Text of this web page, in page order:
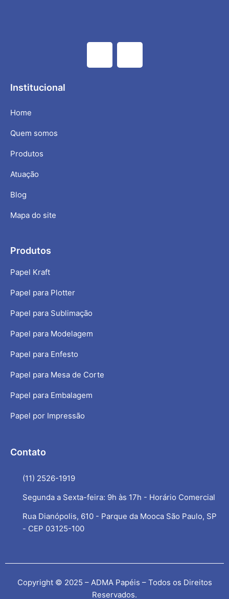
Institucional
Home
Quem somos
Produtos
Atuação
Blog
Mapa do site
Produtos
Papel Kraft
Papel para Plotter
Papel para Sublimação
Papel para Modelagem
Papel para Enfesto
Papel para Mesa de Corte
Papel para Embalagem
Papel por Impressão
Contato
(11) 2526-1919
Segunda a Sexta-feira: 9h às 17h - Horário Comercial
Rua Dianópolis, 610 - Parque da Mooca São Paulo, SP
- CEP 03125-100
Copyright © 2025 – ADMA Papéis – Todos os Direitos
Reservados.